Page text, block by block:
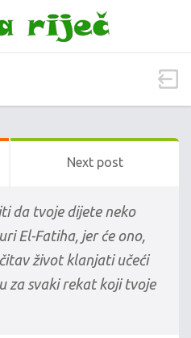
Next post
da tvoje dijete neko
El-Fatiha, jer će ono,
život klanjati učeći
za svaki rekat koji tvoje